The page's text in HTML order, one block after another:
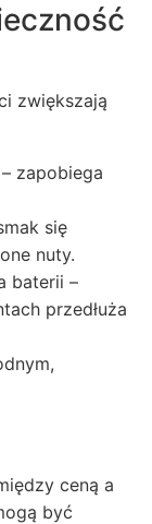
zwiększają
zapobiega
się
nuty.
baterii –
przedłuża
ceną a
być